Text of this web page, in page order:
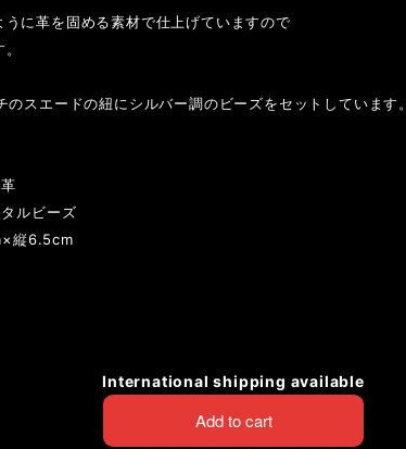
うに革を固める素材で仕上げていますので
のスエードの紐にシルバー調のビーズをセットしています。
ルビーズ
縦6.5cm
International shipping available
Add to cart